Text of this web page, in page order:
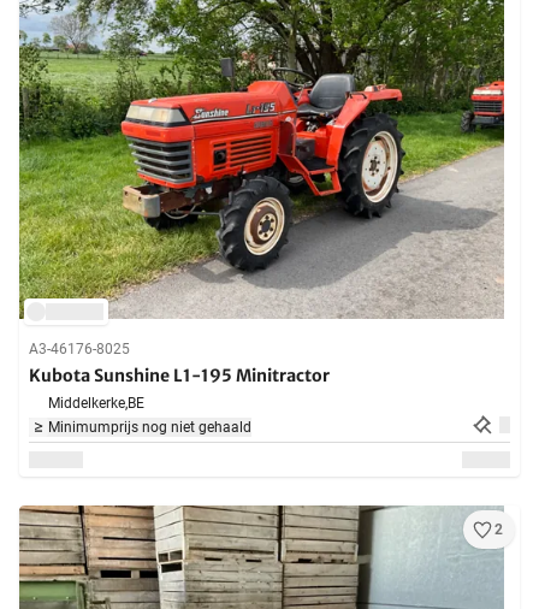
A3-46176-8025
Kubota Sunshine L1-195 Minitractor
Middelkerke,BE
Minimumprijs nog niet gehaald
2